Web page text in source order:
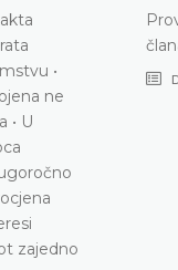
Provjera
člana 8.
DETALJNIJE